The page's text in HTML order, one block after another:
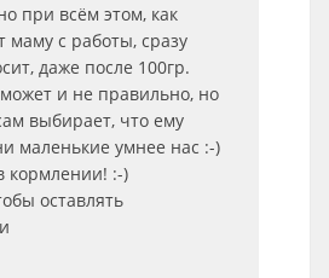
при всём этом, как
маму с работы, сразу
даже после 100гр.
и не правильно, но
выбирает, что ему
маленькие умнее нас :-)
кормлении! :-)
оставлять